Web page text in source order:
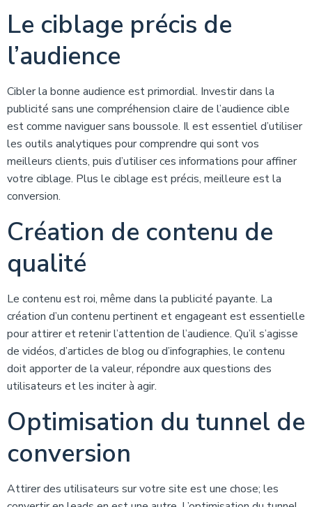
Le ciblage précis de
l’audience
Cibler la bonne audience est primordial. Investir dans la
publicité sans une compréhension claire de l’audience cible
est comme naviguer sans boussole. Il est essentiel d’utiliser
les outils analytiques pour comprendre qui sont vos
meilleurs clients, puis d’utiliser ces informations pour affiner
votre ciblage. Plus le ciblage est précis, meilleure est la
conversion.
Création de contenu de
qualité
Le contenu est roi, même dans la publicité payante. La
création d’un contenu pertinent et engageant est essentielle
pour attirer et retenir l’attention de l’audience. Qu’il s’agisse
de vidéos, d’articles de blog ou d’infographies, le contenu
doit apporter de la valeur, répondre aux questions des
utilisateurs et les inciter à agir.
Optimisation du tunnel de
conversion
Attirer des utilisateurs sur votre site est une chose; les